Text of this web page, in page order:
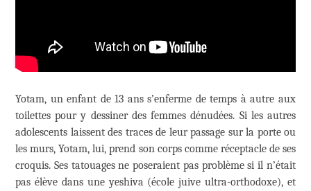
Yotam, un enfant de 13 ans s’enferme de temps à autre aux
toilettes pour y dessiner des femmes dénudées. Si les autres
adolescents laissent des traces de leur passage sur la porte ou
les murs, Yotam, lui, prend son corps comme réceptacle de ses
croquis. Ses tatouages ne poseraient pas problème si il n’était
pas élève dans une yeshiva (école juive ultra-orthodoxe), et